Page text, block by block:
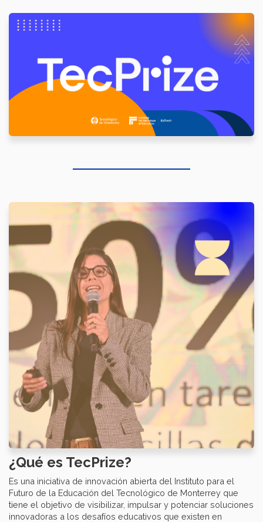
¿Qué es TecPrize?
Es una iniciativa de innovación abierta del Instituto para el
Futuro de la Educación del Tecnológico de Monterrey que
tiene el objetivo de visibilizar, impulsar y potenciar soluciones
innovadoras a los desafíos educativos que existen en